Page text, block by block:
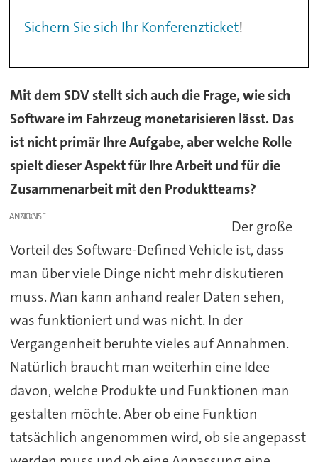
Sichern Sie sich Ihr Konferenzticket!
Mit dem SDV stellt sich auch die Frage, wie sich
Software im Fahrzeug monetarisieren lässt. Das
ist nicht primär Ihre Aufgabe, aber welche Rolle
spielt dieser Aspekt für Ihre Arbeit und für die
Zusammenarbeit mit den Produktteams?
ANZEIGE
Der große
Vorteil des Software-Defined Vehicle ist, dass
man über viele Dinge nicht mehr diskutieren
muss. Man kann anhand realer Daten sehen,
was funktioniert und was nicht. In der
Vergangenheit beruhte vieles auf Annahmen.
Natürlich braucht man weiterhin eine Idee
davon, welche Produkte und Funktionen man
gestalten möchte. Aber ob eine Funktion
tatsächlich angenommen wird, ob sie angepasst